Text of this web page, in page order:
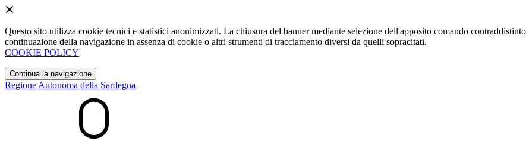
Questo sito utilizza cookie tecnici e statistici anonimizzati. La chiusura del banner mediante selezione dell'apposito comando
continuazione della navigazione in assenza di cookie o altri strumenti di tracciamento diversi da quelli sopracitati.
COOKIE POLICY
Continua la navigazione
Regione Autonoma della Sardegna